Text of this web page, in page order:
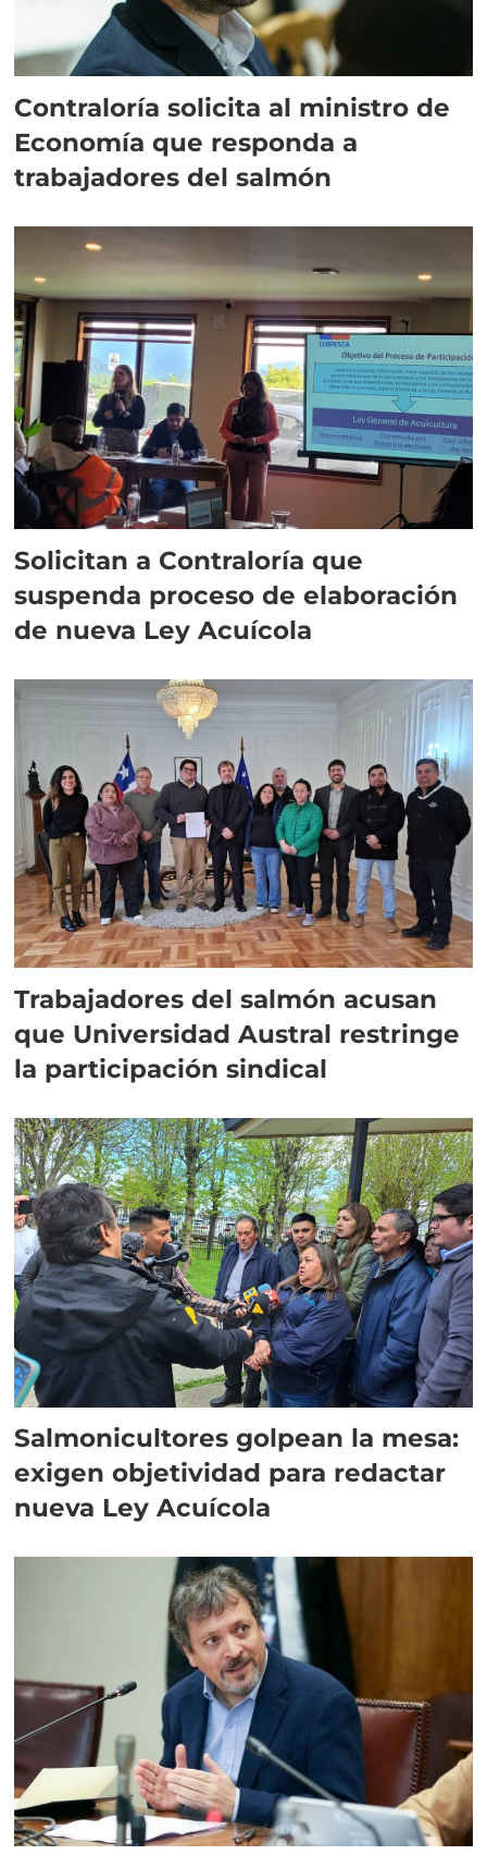
Contraloría solicita al ministro de
Economía que responda a
trabajadores del salmón
Solicitan a Contraloría que
suspenda proceso de elaboración
de nueva Ley Acuícola
Trabajadores del salmón acusan
que Universidad Austral restringe
la participación sindical
Salmonicultores golpean la mesa:
exigen objetividad para redactar
nueva Ley Acuícola